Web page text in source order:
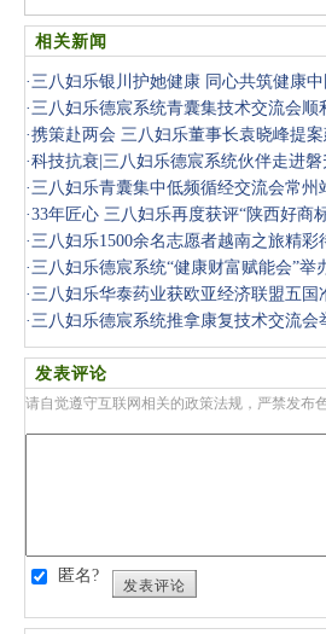
相关新闻
·三八妇乐银川护她健康 同心共筑健康
·三八妇乐德宸系统青囊集技术交流会顺
·携策赴两会 三八妇乐董事长袁晓峰提案
·科技抗衰|三八妇乐德宸系统伙伴走进磐
·三八妇乐青囊集中低频循经交流会常州
·33年匠心 三八妇乐再度获评“陕西好商
·三八妇乐1500余名志愿者越南之旅精彩
·三八妇乐德宸系统“健康财富赋能会”举
·三八妇乐华泰药业获欧亚经济联盟五国
·三八妇乐德宸系统推拿康复技术交流会
发表评论
请自觉遵守互联网相关的政策法规，严禁发布
匿名?
发表评论